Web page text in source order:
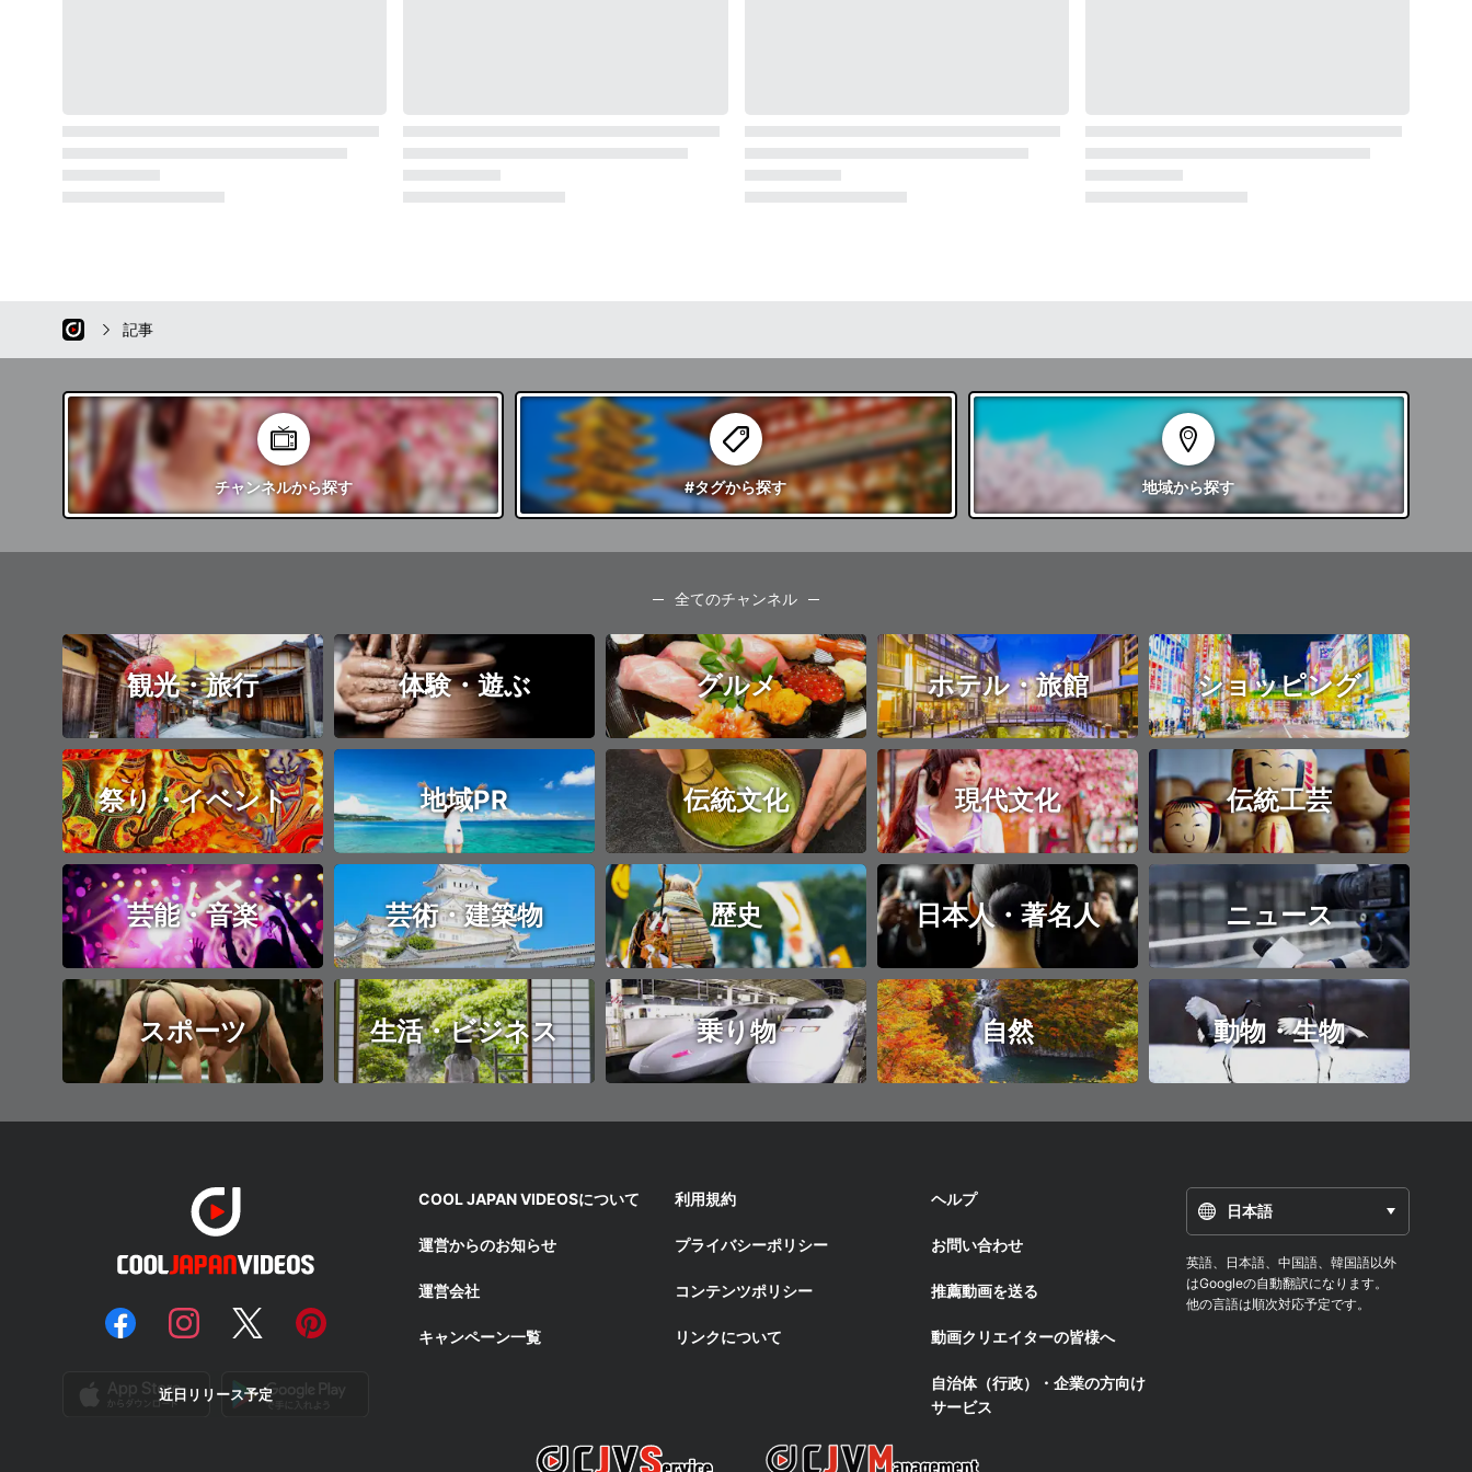
記事
チャンネルから探す #タグから探す 地域から探す
全てのチャンネル
観光・旅行 体験・遊ぶ グルメ ホテル・旅館 ショッピング
祭り・イベント 地域PR 伝統文化 現代文化 伝統工芸
芸能・音楽 芸術・建築物 歴史 日本人・著名人 ニュース
スポーツ 生活・ビジネス 乗り物 自然 動物・生物
近日リリース予定
COOL JAPAN VIDEOSについて
運営からのお知らせ
運営会社
キャンペーン一覧
利用規約
プライバシーポリシー
コンテンツポリシー
リンクについて
ヘルプ
お問い合わせ
推薦動画を送る
動画クリエイターの皆様へ
自治体（行政）・企業の方向け
サービス
日本語
英語、日本語、中国語、韓国語以外
はGoogleの自動翻訳になります。
他の言語は順次対応予定です。